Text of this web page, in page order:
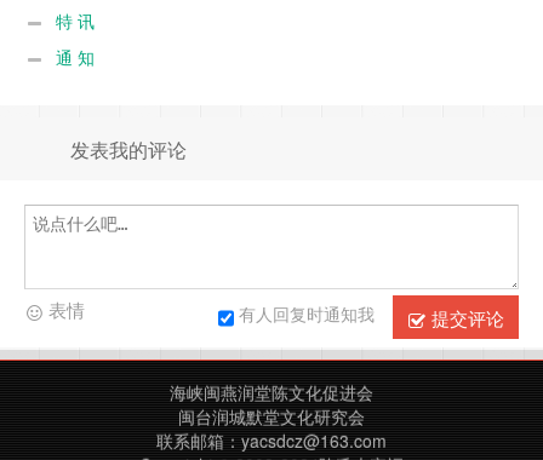
特 讯
通 知
发表我的评论
提交评论
有人回复时通知我
表情
海峡闽燕润堂陈文化促进会
闽台润城默堂文化研究会
联系邮箱：yacsdcz@163.com